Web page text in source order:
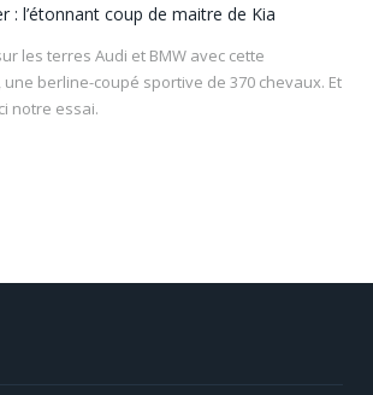
: l’étonnant coup de maitre de Kia
les terres Audi et BMW avec cette
berline-coupé sportive de 370 chevaux. Et
notre essai.